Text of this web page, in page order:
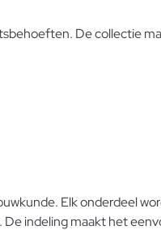
De collectie
Elk onderdeel
indeling maakt het